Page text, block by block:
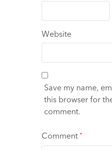
Website
Save my name,
this browser for
comment.
Comment *